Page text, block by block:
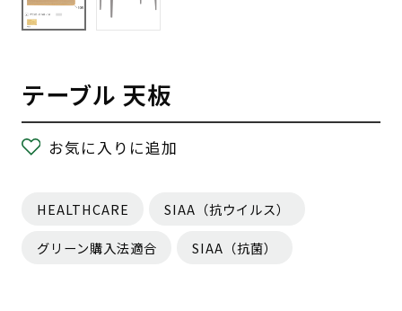
テーブル 天板
お気に入りに追加
HEALTHCARE SIAA（抗ウイルス）
グリーン購入法適合 SIAA（抗菌）